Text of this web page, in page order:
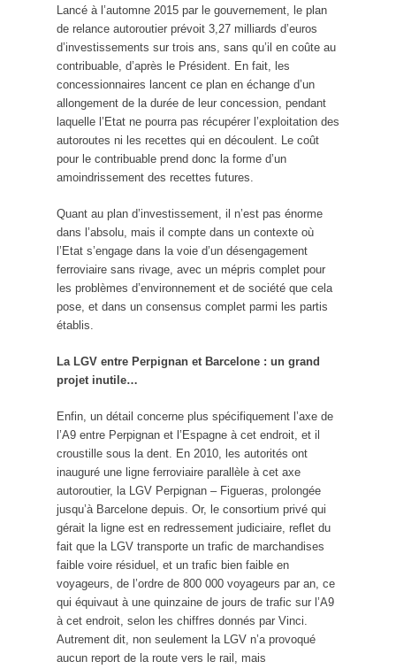
Lancé à l’automne 2015 par le gouvernement, le plan
de relance autoroutier prévoit 3,27 milliards d’euros
d’investissements sur trois ans, sans qu’il en coûte au
contribuable, d’après le Président. En fait, les
concessionnaires lancent ce plan en échange d’un
allongement de la durée de leur concession, pendant
laquelle l’Etat ne pourra pas récupérer l’exploitation des
autoroutes ni les recettes qui en découlent. Le coût
pour le contribuable prend donc la forme d’un
amoindrissement des recettes futures.
Quant au plan d’investissement, il n’est pas énorme
dans l’absolu, mais il compte dans un contexte où
l’Etat s’engage dans la voie d’un désengagement
ferroviaire sans rivage, avec un mépris complet pour
les problèmes d’environnement et de société que cela
pose, et dans un consensus complet parmi les partis
établis.
La LGV entre Perpignan et Barcelone : un grand
projet inutile…
Enfin, un détail concerne plus spécifiquement l’axe de
l’A9 entre Perpignan et l’Espagne à cet endroit, et il
croustille sous la dent. En 2010, les autorités ont
inauguré une ligne ferroviaire parallèle à cet axe
autoroutier, la LGV Perpignan – Figueras, prolongée
jusqu’à Barcelone depuis. Or, le consortium privé qui
gérait la ligne est en redressement judiciaire, reflet du
fait que la LGV transporte un trafic de marchandises
faible voire résiduel, et un trafic bien faible en
voyageurs, de l’ordre de 800 000 voyageurs par an, ce
qui équivaut à une quinzaine de jours de trafic sur l’A9
à cet endroit, selon les chiffres donnés par Vinci.
Autrement dit, non seulement la LGV n’a provoqué
aucun report de la route vers le rail, mais